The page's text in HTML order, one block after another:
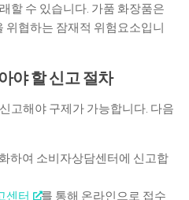
할 수 있습니다. 가품 화장품은
위협하는 잠재적 위험요소입니
야 할 신고 절차
고해야 구제가 가능합니다. 다음
하여 소비자상담센터에 신고합
센터
를 통해 온라인으로 접수